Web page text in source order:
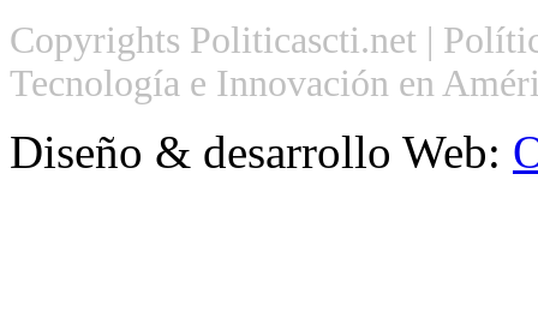
Copyrights Politicascti.net |
Tecnología e Innovación en
Diseño & desarrollo Web: